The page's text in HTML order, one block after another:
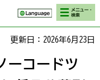
検索・メニ
ュー
更新日：2026年6月23日
ーコードツ